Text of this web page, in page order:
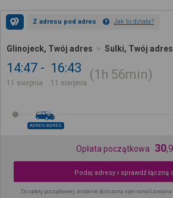
Z adresu pod adres Jak to działa?
Glinojeck, Twój adres Sulki, Twój adres
14:47
11 sierpnia
16:43
11 sierpnia
1h 56min
ADRES-ADRES
Opłata początkowa 30,
Podaj adresy i sprawdź łączną
Do opłaty początkowej zostanie doliczona